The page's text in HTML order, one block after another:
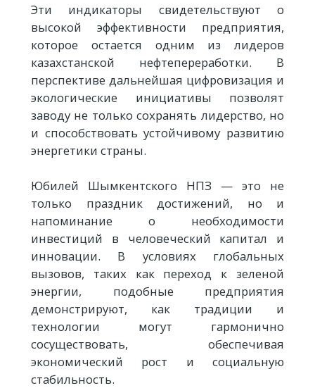
Эти индикаторы свидетельствуют о
высокой эффективности предприятия,
которое остается одним из лидеров
казахстанской нефтепереработки. В
перспективе дальнейшая цифровизация и
экологические инициативы позволят
заводу не только сохранять лидерство, но
и способствовать устойчивому развитию
энергетики страны.
Юбилей Шымкентского НПЗ — это не
только праздник достижений, но и
напоминание о необходимости
инвестиций в человеческий капитал и
инновации. В условиях глобальных
вызовов, таких как переход к зеленой
энергии, подобные предприятия
демонстрируют, как традиции и
технологии могут гармонично
сосуществовать, обеспечивая
экономический рост и социальную
стабильность.